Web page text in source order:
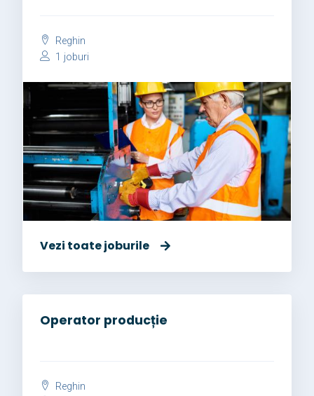
Reghin
1 joburi
Vezi toate joburile
Operator producție
Reghin